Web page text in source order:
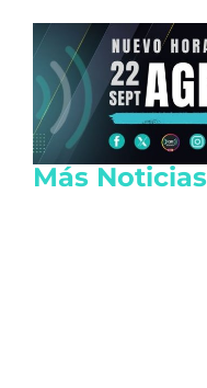
Más Noticias